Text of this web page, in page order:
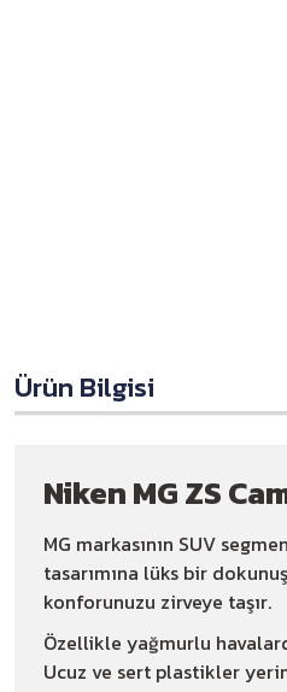
Ürün Bilgisi
Niken MG ZS
MG markasının SUV
tasarımına lüks bir
konforunuzu zirveye taşır.
Özellikle yağmurlu
Ucuz ve sert plastikler